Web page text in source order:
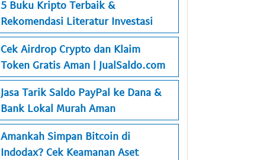
5 Buku Kripto Terbaik &
Rekomendasi Literatur Investasi
Cek Airdrop Crypto dan Klaim
Token Gratis Aman | JualSaldo.com
Jasa Tarik Saldo PayPal ke Dana &
Bank Lokal Murah Aman
Amankah Simpan Bitcoin di
Indodax? Cek Keamanan Aset